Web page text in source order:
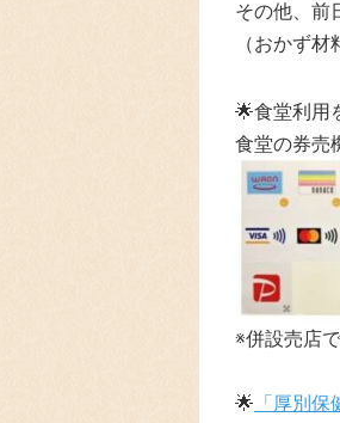
その他、前
（おかず
🌟食堂利用
食堂の券売
※併設売店
🌟 「厚別